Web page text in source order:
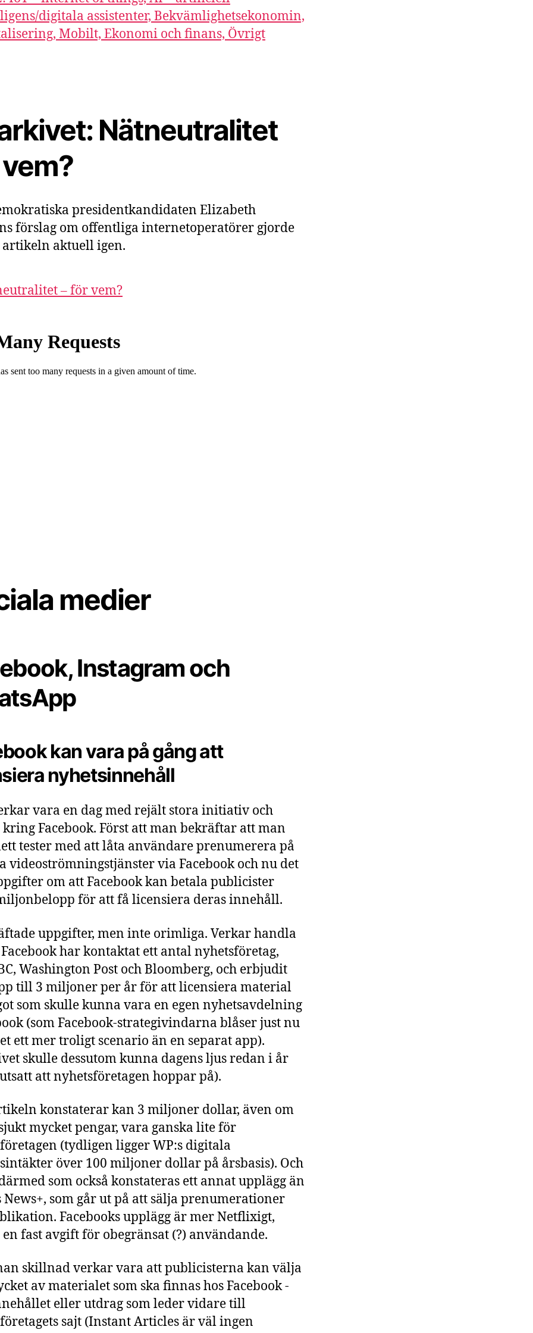
digitala assistenter, Bekvämlighetsekonomin,
Mobilt, Ekonomi och finans, Övrigt
Nätneutralitet
presidentkandidaten Elizabeth
förslag om offentliga internetoperatörer gjorde
aktuell igen.
– för vem?
medier
Instagram och
kan vara på gång att
nyhetsinnehåll
vara en dag med rejält stora initiativ och
Facebook. Först att man bekräftar att man
tester med att låta användare prenumerera på
videoströmningstjänster via Facebook och nu det
om att Facebook kan betala publicister
för att få licensiera deras innehåll.
uppgifter, men inte orimliga. Verkar handla
har kontaktat ett antal nyhetsföretag,
Washington Post och Bloomberg, och erbjudit
till 3 miljoner per år för att licensiera material
som skulle kunna vara en egen nyhetsavdelning
(som Facebook-strategivindarna blåser just nu
ett mer troligt scenario än en separat app).
skulle dessutom kunna dagens ljus redan i år
att nyhetsföretagen hoppar på).
konstaterar kan 3 miljoner dollar, även om
mycket pengar, vara ganska lite för
(tydligen ligger WP:s digitala
över 100 miljoner dollar på årsbasis). Och
som också konstateras ett annat upplägg än
News+, som går ut på att sälja prenumerationer
Facebooks upplägg är mer Netflixigt,
fast avgift för obegränsat (?) användande.
skillnad verkar vara att publicisterna kan välja
av materialet som ska finnas hos Facebook -
eller utdrag som leder vidare till
sajt (Instant Articles är väl ingen